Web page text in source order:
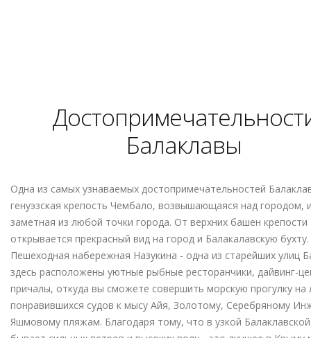
Балаклавы
Одна из самых узнаваемых достопримечательностей
генуэзская крепость Чембало, возвышающаяся над городом,
заметная из любой точки города. От верхних башен крепости
открывается прекрасный вид на город и Балакалавскую бухту.
Пешеходная набережная Назукина - одна из старейших улиц
здесь расположены уютные рыбные ресторанчики, дайвинг-
причалы, откуда вы сможете совершить морскую прогулку
понравившихся судов к мысу Айя, Золотому, Серебряному
Яшмовому пляжам. Благодаря тому, что в узкой